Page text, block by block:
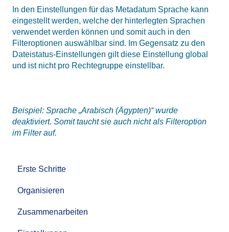
In den Einstellungen für das Metadatum Sprache kann
eingestellt werden, welche der hinterlegten Sprachen
verwendet werden können und somit auch in den
Filteroptionen auswählbar sind. Im Gegensatz zu den
Dateistatus-Einstellungen gilt diese Einstellung global
und ist nicht pro Rechtegruppe einstellbar.
Beispiel: Sprache „Arabisch (Ägypten)“ wurde
deaktiviert. Somit taucht sie auch nicht als Filteroption
im Filter auf.
Erste Schritte
Organisieren
Zusammenarbeiten